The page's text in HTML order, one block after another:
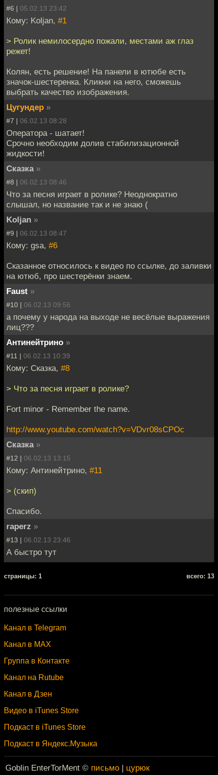
#6 | 05.02.13 23:42
Кому: Koljan, #1
> Ролик немилосердно пожали, местами аж глаз
режет!
Колян, есть решение! На панели в ютюбе есть
значок-шестеренка. Кликни на него, сможешь
выбрать качество изображения.
Цугундер »
#7 | 06.02.13 08:28
Оператора - шатает!
Срочно необходим долив стабилизационной
жидкости!
Сказка »
#8 | 06.02.13 08:46
Что за песня играет в ролике? Неоднократно
слышал, но название так и не знаю (
Koljan »
#9 | 06.02.13 08:47
Кому: gsa, #6
Сказанное относилось к видео по ссылке, до заливки
на ютюб, про шестерёнки знаем.
Faust »
#10 | 06.02.13 09:56
а почему у народа на выходе не весёлые выражения
лиц???
Антинейтрино »
#11 | 06.02.13 10:39
Кому: Сказка, #8
> Что за песня играет в ролике?
Fort minor - Remember the name.
http://www.youtube.com/watch?v=VDvr08sCPOc
Сказка »
#12 | 06.02.13 13:15
Кому: Антинейтрино, #11
> (скип)
Спасибо.
raperz »
#13 | 06.02.13 23:46
А быстро тут
cтраницы: 1 всего: 13
полезные ссылки
Канал в Telegram
Канал в MAX
Группа в Контакте
Канал на Rutube
Канал в Дзен
Видео в iTunes Store
Подкаст в iTunes Store
Подкаст в Яндекс.Музыка
Goblin EnterTorMent © письмо | цурюк